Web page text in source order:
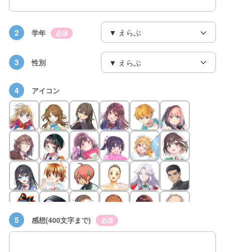
2 学年 必須
3 性別
4 アイコン
5 感想(400文字まで) 必須